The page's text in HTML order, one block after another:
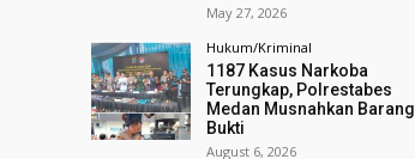
May 27, 2026
Hukum/Kriminal
1187 Kasus Narkoba
Terungkap, Polrestabes
Medan Musnahkan Barang
Bukti
August 6, 2026